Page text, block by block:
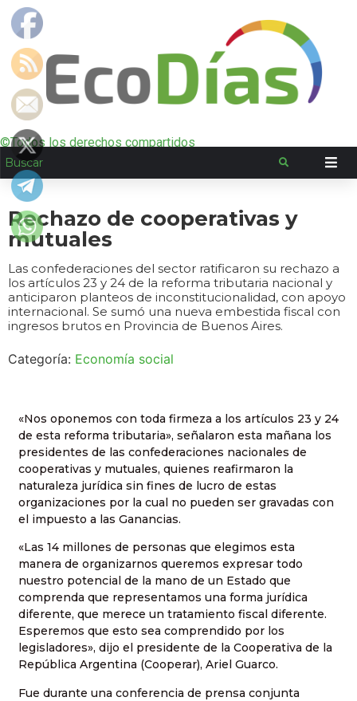
©Todos los derechos compartidos
Rechazo de cooperativas y
mutuales
Las confederaciones del sector ratificaron su rechazo a
los artículos 23 y 24 de la reforma tributaria nacional y
anticiparon planteos de inconstitucionalidad, con apoyo
internacional. Se sumó una nueva embestida fiscal con
ingresos brutos en Provincia de Buenos Aires.
Categoría: Economía social
«Nos oponemos con toda firmeza a los artículos 23 y 24
de esta reforma tributaria», señalaron esta mañana los
presidentes de las confederaciones nacionales de
cooperativas y mutuales, quienes reafirmaron la
naturaleza jurídica sin fines de lucro de estas
organizaciones por la cual no pueden ser gravadas con
el impuesto a las Ganancias.
«Las 14 millones de personas que elegimos esta
manera de organizarnos queremos expresar todo
nuestro potencial de la mano de un Estado que
comprenda que representamos una forma jurídica
diferente, que merece un tratamiento fiscal diferente.
Esperemos que esto sea comprendido por los
legisladores», dijo el presidente de la Cooperativa de la
República Argentina (Cooperar), Ariel Guarco.
Fue durante una conferencia de prensa conjunta